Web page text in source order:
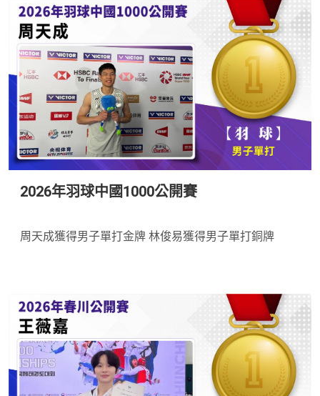
2026年羽球中國1000公開賽
周天成獲得男子單打金牌 林俊易獲得男子單打銅牌